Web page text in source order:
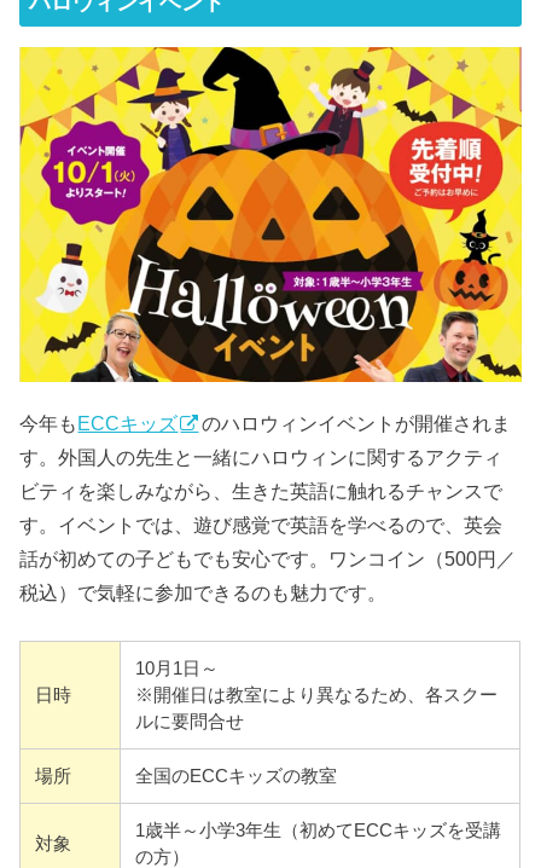
今年もECCキッズ
のハロウィンイベントが開催されま
す。外国人の先生と一緒にハロウィンに関するアクティ
ビティを楽しみながら、生きた英語に触れるチャンスで
す。イベントでは、遊び感覚で英語を学べるので、英会
話が初めての子どもでも安心です。ワンコイン（500円／
税込）で気軽に参加できるのも魅力です。
日時
10月1日～
※開催日は教室により異なるため、各スクー
ルに要問合せ
場所 全国のECCキッズの教室
対象
1歳半～小学3年生（初めてECCキッズを受講
の方）